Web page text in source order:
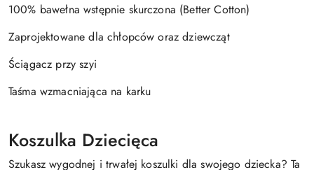
100% bawełna wstępnie skurczona (Better Cotton)
Zaprojektowane dla chłopców oraz dziewcząt
Ściągacz przy szyi
Taśma wzmacniająca na karku
Koszulka Dziecięca
Szukasz wygodnej i trwałej koszulki dla swojego dziecka? Ta